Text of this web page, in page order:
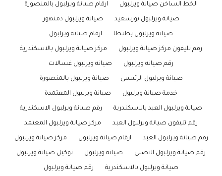
الخط الساخن صيانة ويرلبول ارقام صيانة ويرلبول بالمنصورة
صيانة ويرلبول بورسعيد صيانة ويرلبول دمنهور
صيانة ويرلبول بطنطا ارقام صيانه ويرلبول
رقم تليفون مركز صيانة ويرلبول مركز صيانة ويرلبول بالاسكندرية
رقم صيانه ويرلبول صيانه ويرلبول غسالات
صيانة ويرلبول الرئيسى صيانة ويرلبول بالمنصورة
خدمة صيانة ويرلبول صيانة ويرلبول المعتمدة
صيانة ويرلبول العبد بالاسكندرية رقم صيانة ويرلبول الاسكندرية
رقم تليفون صيانة ويرلبول العبد مركز صيانة ويرلبول المعتمد
رقم صيانة ويرلبول العبد ارقام صيانة ويرلبول مركز صيانة ويرلبول
رقم صيانة ويرلبول الاصلى صيانه ويرلبول توكيل صيانة ويرلبول
صيانة ويرلبول بالاسكندرية رقم صيانة ويرلبول